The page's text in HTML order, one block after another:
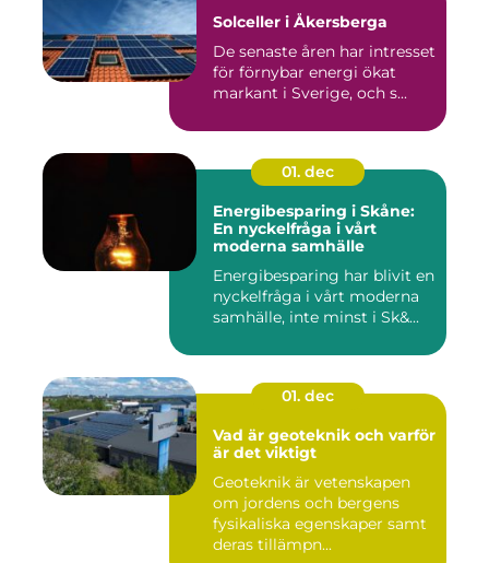
Solceller i Åkersberga
De senaste åren har intresset
för förnybar energi ökat
markant i Sverige, och s...
01. dec
Energibesparing i Skåne:
En nyckelfråga i vårt
moderna samhälle
Energibesparing har blivit en
nyckelfråga i vårt moderna
samhälle, inte minst i Sk&...
01. dec
Vad är geoteknik och varför
är det viktigt
Geoteknik är vetenskapen
om jordens och bergens
fysikaliska egenskaper samt
deras tillämpn...